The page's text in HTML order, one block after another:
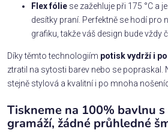
Flex fólie se zažehluje při 175 °C a
desítky praní. Perfektně se hodí pro
grafiku, takže váš design bude vždy
Díky těmto technologiím potisk vydrží i
ztratil na sytosti barev nebo se popraskal.
stejně stylová a kvalitní i po mnoha
Tiskneme na 100% bavlnu
gramáží, žádné průhledné